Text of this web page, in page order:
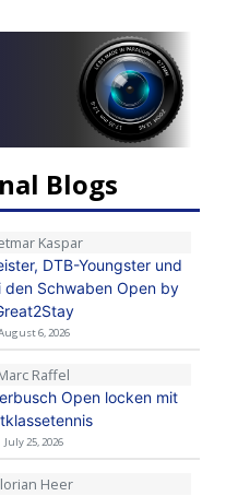
Blogs
Kaspar
DTB-Youngster und
den Schwaben Open by
6, 2026
Raffel
Open locken mit
July 25, 2026
Heer